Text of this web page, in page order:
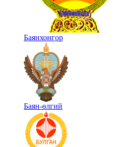
Баянхонгор
Баян-өлгий